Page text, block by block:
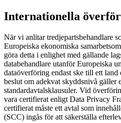
Internationella
När vi anlitar tredjepartsbehandlare
Europeiska ekonomiska
göra detta i enlighet med gällande
databehandlare utanför Europeiska
dataöverföring endast ske till ett
beslut om adekvat skyddsnivå gäller
standardavtalsklausuler. Vid
vara certifierat enligt Data Privacy
certifierat måste ett avtal som
(SCC) ingås för att säkerställa